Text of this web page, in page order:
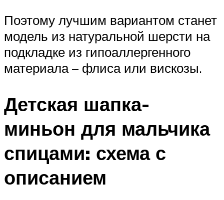
Поэтому лучшим вариантом станет
модель из натуральной шерсти на
подкладке из гипоаллергенного
материала – флиса или вискозы.
Детская шапка-
миньон для мальчика
спицами: схема с
описанием